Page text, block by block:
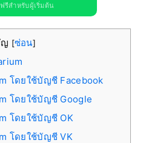
รีสำหรับผู้เริ่มต้น
ญ [ซ่อน]
โดยใช้บัญชี Facebook
โดยใช้บัญชี Google
โดยใช้บัญชี OK
โดยใช้บัญชี VK